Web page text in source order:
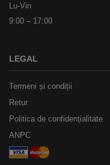
Lu-Vin
9:00 – 17:00
LEGAL
Termeni și condiții
Retur
Politica de confidențialitate
ANPC